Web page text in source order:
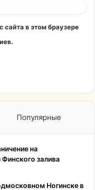
сайта в этом браузере
Популярные
на
залива
Ногинске в